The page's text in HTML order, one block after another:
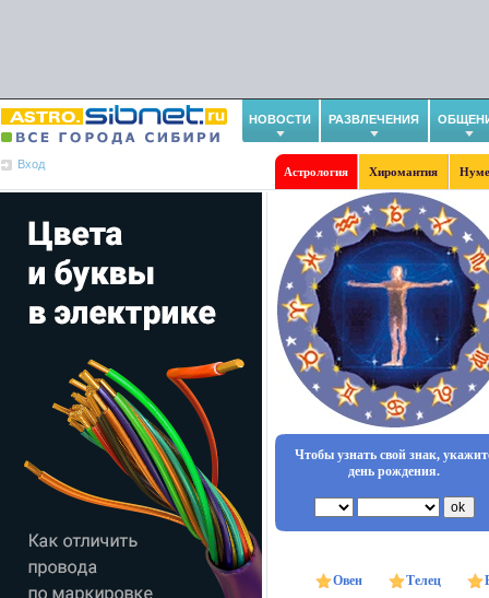
НОВОСТИ РАЗВЛЕЧЕНИЯ
Вход
Астрология Хиромантия
Чтобы узнать свой знак,
день рождения.
Овен Телец